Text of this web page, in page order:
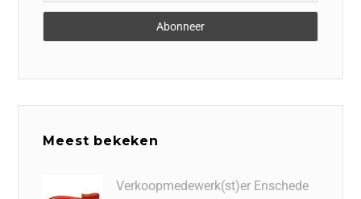
Meest bekeken
Verkoopmedewerk(st)er Enschede